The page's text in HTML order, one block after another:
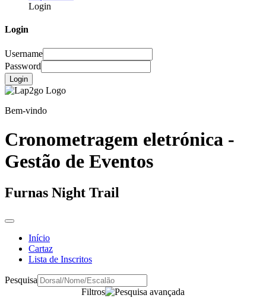
Login
Login
Username
Password
Login
Bem-vindo
Cronometragem eletrónica -
Gestão de Eventos
Furnas Night Trail
Início
Cartaz
Lista de Inscritos
Pesquisa
Filtros